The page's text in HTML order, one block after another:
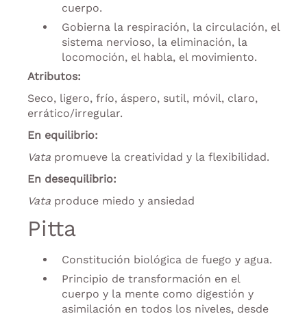
cuerpo.
Gobierna la respiración, la circulación, el
sistema nervioso, la eliminación, la
locomoción, el habla, el movimiento.
Atributos:
Seco, ligero, frío, áspero, sutil, móvil, claro,
errático/irregular.
En equilibrio:
Vata promueve la creatividad y la flexibilidad.
En desequilibrio:
Vata produce miedo y ansiedad
Pitta
Constitución biológica de fuego y agua.
Principio de transformación en el
cuerpo y la mente como digestión y
asimilación en todos los niveles, desde